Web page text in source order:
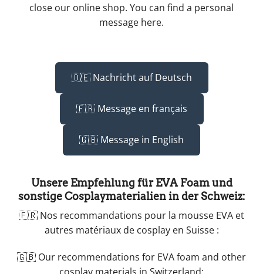
close our online shop. You can find a personal
message here.
🇩🇪 Nachricht auf Deutsch
🇫🇷 Message en français
🇬🇧 Message in English
Unsere Empfehlung für EVA Foam und
sonstige Cosplaymaterialien in der Schweiz:
🇫🇷 Nos recommandations pour la mousse EVA et
autres matériaux de cosplay en Suisse :
🇬🇧 Our recommendations for EVA foam and other
cosplay materials in Switzerland: